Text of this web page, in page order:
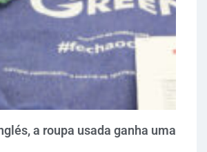
a roupa usada ganha uma